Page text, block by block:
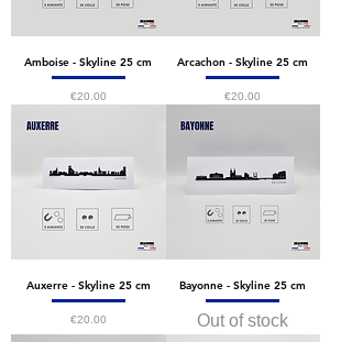
Amboise - Skyline 25 cm
Price
€20.00
Arcachon - Skyline 25 cm
Price
€20.00
Auxerre - Skyline 25 cm
Price
€20.00
Bayonne - Skyline 25 cm
Out of stock